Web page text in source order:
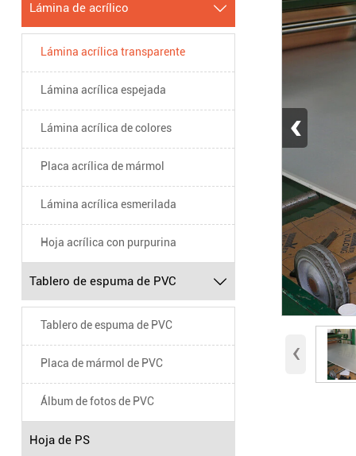
Lámina de acrílico 
Lámina acrílica transparente
Lámina acrílica espejada
Lámina acrílica de colores
Placa acrílica de mármol
Lámina acrílica esmerilada
Hoja acrílica con purpurina
Tablero de espuma de PVC 
Tablero de espuma de PVC
Placa de mármol de PVC
Álbum de fotos de PVC
Hoja de PS
‹
‹